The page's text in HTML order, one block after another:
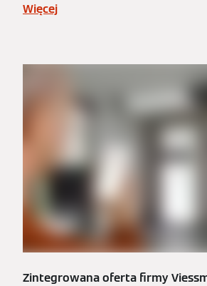
Więcej
Zintegrowana oferta firmy